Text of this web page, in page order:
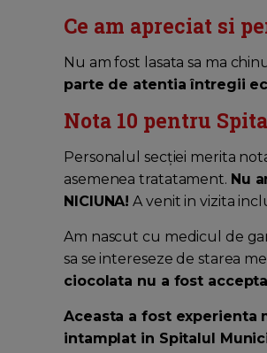
Ce am apreciat si
Nu am fost lasata sa ma
parte de atentia întregii
Nota 10 pentru
Personalul secției merita
asemenea tratatament. Nu
NICIUNA! A venit in vizita
Am nascut cu medicul de
sa se intereseze de starea
ciocolata nu a fost
Aceasta a fost experienta
intamplat in Spitalul